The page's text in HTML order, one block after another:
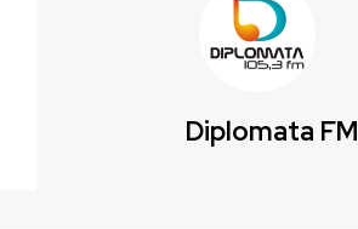
Diplomata FM